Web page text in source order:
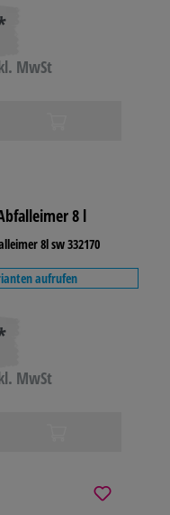
MwSt
8 l
8l sw 332170
aufrufen
MwSt